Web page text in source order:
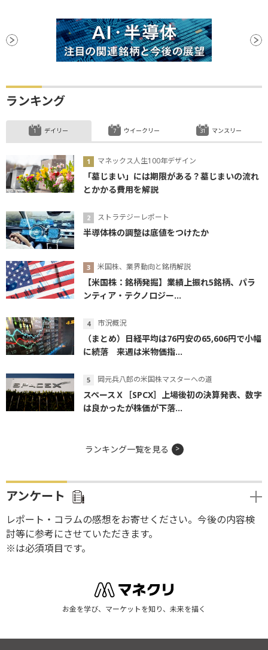
ランキング
デイリー
マネックス人生100年デザイン
「墓じまい」には期限がある？墓じまいの流れ
とかかる費用を解説
ストラテジーレポート
半導体株の調整は底値をつけたか
米国株、業界動向と銘柄解説
【米国株：銘柄発掘】業績上振れ5銘柄、パラ
ンティア・テクノロジー...
市況概況
（まとめ）日経平均は76円安の65,606円で小幅
に続落 来週は米物価指...
岡元兵八郎の米国株マスターへの道
スペースＸ［SPCX］上場後初の決算発表、数字
は良かったが株価が下落...
ウイークリー マンスリー
ランキング一覧を見る
アンケート
レポート・コラムの感想をお寄せください。今後の内容検
討等に参考にさせていただきます。
※は必須項目です。
お金を学び、マーケットを知り、未来を描く